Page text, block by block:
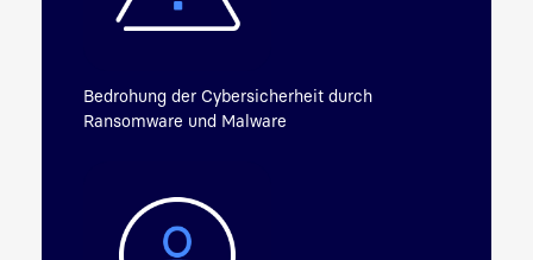
Bedrohung der Cybersicherheit durch
Ransomware und Malware